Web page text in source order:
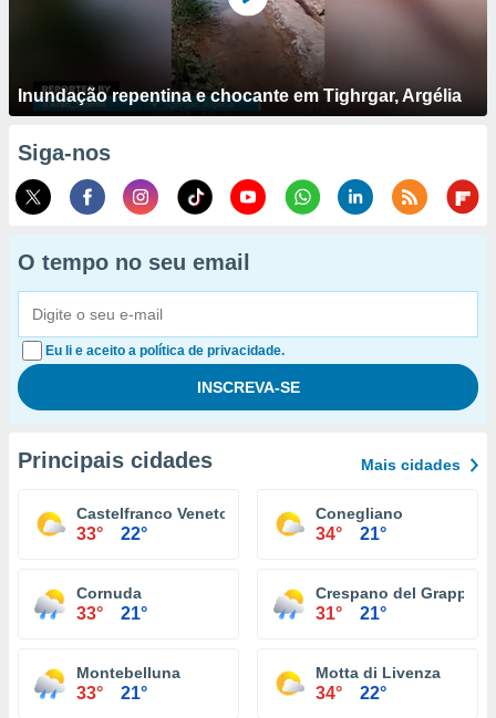
Inundação repentina e chocante em Tighrgar, Argélia
Siga-nos
O tempo no seu email
Eu li e aceito a política de privacidade.
Principais cidades Mais cidades
Castelfranco Veneto
33° 22°
Conegliano
34° 21°
Cornuda
33° 21°
Crespano del Grappa
31° 21°
Montebelluna
33° 21°
Motta di Livenza
34° 22°